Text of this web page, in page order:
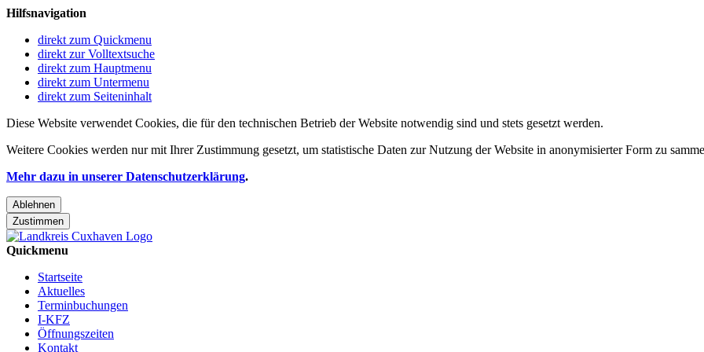
Hilfsnavigation
direkt zum Quickmenu
direkt zur Volltextsuche
direkt zum Hauptmenu
direkt zum Untermenu
direkt zum Seiteninhalt
Diese Website verwendet Cookies, die für den technischen Betrieb der Website notwendig sind und stets gesetzt werden.
Weitere Cookies werden nur mit Ihrer Zustimmung gesetzt, um statistische Daten zur Nutzung der Website in anonymisierter Form zu
Mehr dazu in unserer Datenschutzerklärung.
Ablehnen
Zustimmen
Quickmenu
Startseite
Aktuelles
Terminbuchungen
I-KFZ
Öffnungszeiten
Kontakt